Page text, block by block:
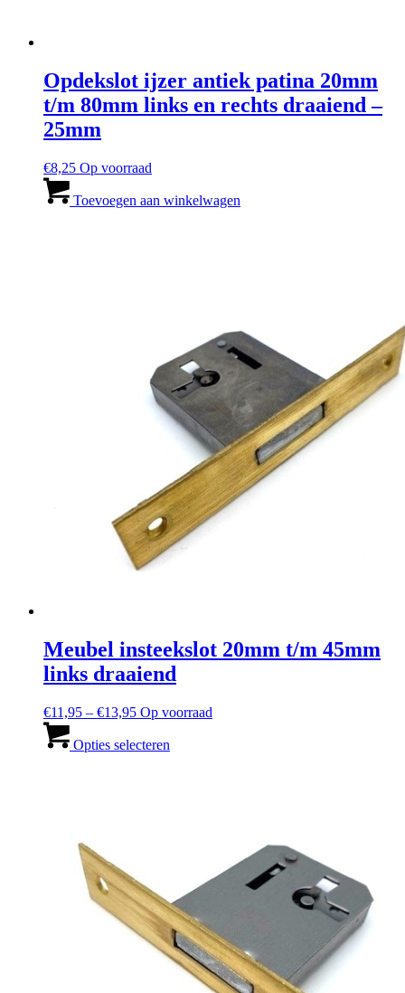
Opdekslot ijzer antiek patina 20mm
t/m 80mm links en rechts draaiend–
25mm
€8,25 Op voorraad
Toevoegen aan winkelwagen
Meubel insteekslot 20mm t/m 45mm
links draaiend
€11,95 – €13,95Prijsbereik:
tot
Op voorraad
Opties selecteren
gekozen
de
productpagina